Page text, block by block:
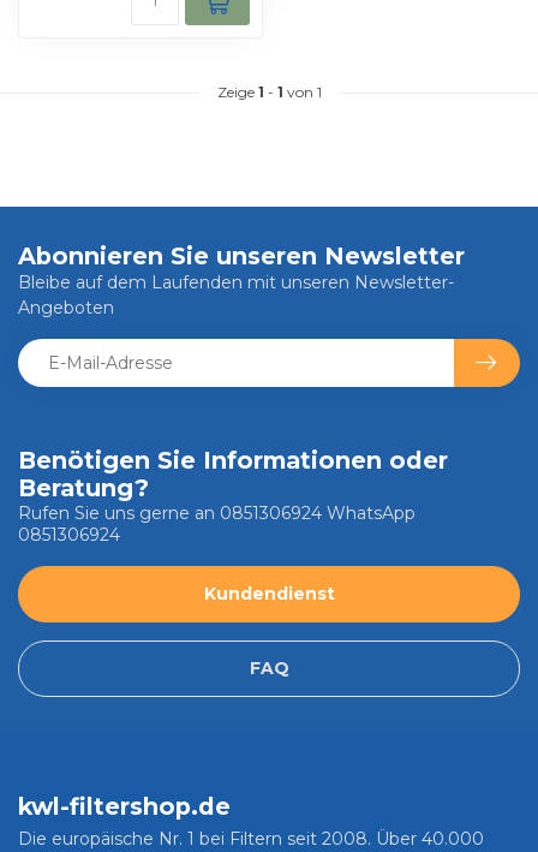
Zeige 1 - 1 von 1
Benötigen Sie Informationen oder
Beratung?
Rufen Sie uns gerne an 0851306924 WhatsApp
0851306924
Kundendienst
FAQ
Abonnieren Sie unseren Newsletter
Bleibe auf dem Laufenden mit unseren Newsletter-
Angeboten
kwl-filtershop.de
Die europäische Nr. 1 bei Filtern seit 2008. Über 40.000